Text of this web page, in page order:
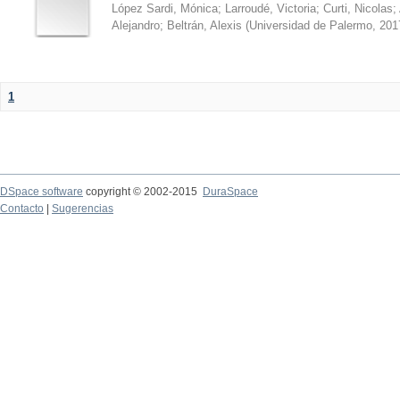
López Sardi, Mónica; Larroudé, Victoria; Curti, Nicolas;
Alejandro; Beltrán, Alexis (Universidad de Palermo,
1
DSpace software copyright © 2002-2015
DuraSpace
Contacto
Sugerencias